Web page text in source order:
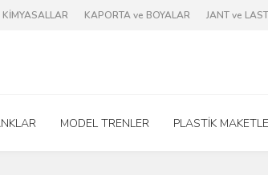
KİMYASALLAR KAPORTA ve BOYALAR JANT ve
MODEL TRENLER PLASTİK